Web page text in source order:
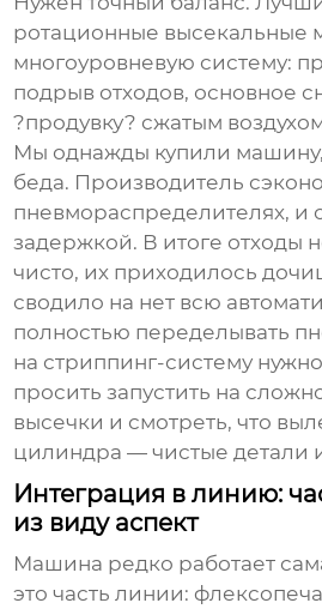
ротационные высекальные
многоуровневую систему:
подрыв отходов, основное
?продувку? сжатым
Мы однажды купили машину,
беда. Производитель
пневмораспределителях, и
задержкой. В итоге отходы
чисто, их приходилось
сводило на нет всю
полностью переделывать
на стриппинг-систему
просить запустить на
высечки и смотреть, что
цилиндра — чистые детали
Интеграция в линию:
из виду аспект
Машина редко работает
это часть линии: